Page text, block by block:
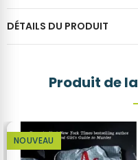
DÉTAILS DU PRODUIT
Produit de
NOUVEAU